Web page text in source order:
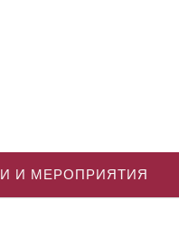
И МЕРОПРИЯТИЯ